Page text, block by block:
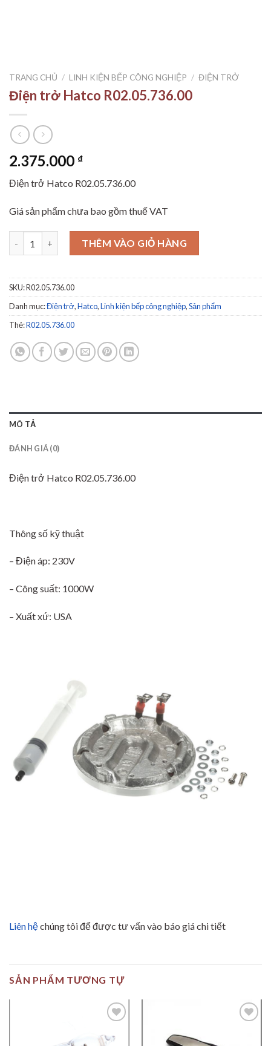
TRANG CHỦ / LINH KIỆN BẾP CÔNG NGHIỆP / ĐIỆN TRỞ
Điện trở Hatco R02.05.736.00
2.375.000 ₫
Điện trở Hatco R02.05.736.00
Giá sản phẩm chưa bao gồm thuế VAT
Điện trở Hatco R02.05.736.00 số lượng
THÊM VÀO GIỎ HÀNG
SKU:R02.05.736.00
Danh mục:Điện trở,Hatco,Linh kiện bếp công nghiệp,Sản phẩm
Thẻ:R02.05.736.00
MÔ TẢ
ĐÁNH GIÁ (0)
Điện trở Hatco R02.05.736.00
Thông số kỹ thuật
– Điện áp: 230V
– Công suất: 1000W
– Xuất xứ: USA
Liên hệchúng tôi để được tư vấn vào báo giá chi tiết
SẢN PHẨM TƯƠNG TỰ